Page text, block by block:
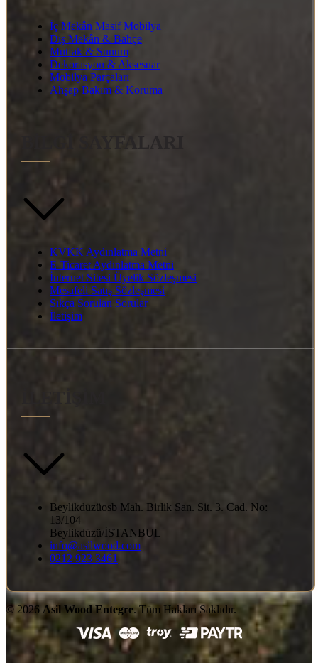
İç Mekân Masif Mobilya
Dış Mekân & Bahçe
Mutfak & Sunum
Dekorasyon & Aksesuar
Mobilya Parçaları
Ahşap Bakım & Koruma
BİLGİ SAYFALARI
KVKK Aydınlatma Metni
E-Ticaret Aydınlatma Metni
İnternet Sitesi Üyelik Sözleşmesi
Mesafeli Satış Sözleşmesi
Sıkça Sorulan Sorular
İletişim
Beylikdüzüosb Mah. Birlik San. Sit. 3. Cad. No:
13/104
Beylikdüzü/İSTANBUL
info@asilwood.com
0212 923 3461
© 2026 Asil Wood Entegre. Tüm Hakları Saklıdır.